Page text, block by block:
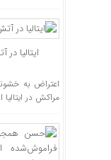
ایتالیا
اعتراض به
مراکش در